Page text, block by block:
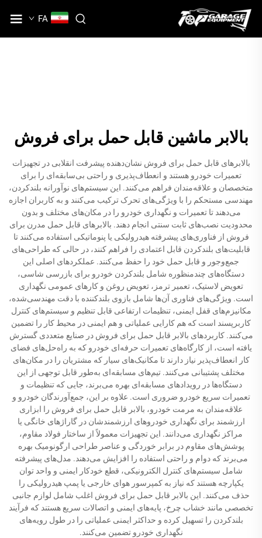
FA
بالابر ماشین قابل حمل برای فروش
بالابرهای قابل حمل برای فروش نشان‌دهنده پیشرفت انقلابی در تجهیزات
تعمیرات خودرو هستند و انعطاف‌پذیری و راحتی بی‌سابقه‌ای را برای
متخصصان و علاقه‌مندان فراهم می‌کنند. این سیستم‌های نوآورانه بلندکردن،
مهندسی مستحکم را با ویژگی‌های تحرک ترکیب می‌کنند و به کاربران اجازه
می‌دهند تا تعمیرات و نگهداری خودرو را در مکان‌های مختلف و بدون
محدودیت نصب‌های ثابت سنتی انجام دهند. بالابرهای قابل حمل مدرن برای
فروش از فناوری‌های پیشرفته هیدرولیکی یا پنوماتیکی استفاده می‌کنند تا
قابلیت‌های بلندکردن قابل اعتمادی را فراهم کنند، در حالی که طراحی‌های
جمع‌وجور و قابل حمل خود را حفظ می‌کنند. عملکردهای اصلی این
دستگاه‌های چندمنظوره شامل بلندکردن خودرو برای بازرسی شاسی،
تعویض لاستیک، تعمیر ترمز، تعویض روغن و کارهای عمومی نگهداری
است. ویژگی‌های فناوری آن‌ها شامل بازوی بلندکننده با دقت مهندسی‌شده،
مکانیزم‌های قفل ایمنی، تنظیمات ارتفاعی قابل تنظیم و سیستم‌های کنترل
کاربرپسند است که هم کارایی عملیاتی و هم ایمنی در محیط کار را تضمین
می‌کنند. کاربردهای بالابر قابل حمل برای فروش در صنایع متعددی گسترش
یافته است، از کارگاه‌های تعمیرات حرفه‌ای خودرو که به راه‌حل‌های فضای
کار انعطاف‌پذیر نیاز دارند تا مکانیک‌های سیار که مشتریان را در مکان‌های
مختلف پشتیبانی می‌کنند. تیم‌های مسابقه‌ای به‌طور قابل توجهی از این
دستگاه‌ها در رویدادهای مسابقه‌ای بهره می‌برند، جایی که تنظیمات و
تعمیرات سریع خودرو ضروری است. علاوه بر این، جمع‌آورندگان خودرو و
علاقه‌مندان به مرمت خودرو، بالابر قابل حمل برای فروش را ابزاری
ارزشمند برای نگهداری خودروهای ارزشمندشان در گاراژهای خانگی یا
مراکز نگهداری می‌دانند. این تجهیزات معمولاً از ساختار فولاد مقاوم،
پوشش‌های مقاوم در برابر خوردگی و عناصر طراحی ارگونومیک بهره
می‌برند که دوام و راحتی استفاده را افزایش می‌دهند. مدل‌های پیشرفته
شامل سیستم‌های کنترل الکترونیکی، قطع خودکار ایمنی و واحد توان
یکپارچه هستند که نیاز به کمپرسور هوای خارجی یا پمپ هیدرولیکی را
حذف می‌کنند. این بالابر قابل حمل برای فروش اغلب شامل لوازم جانبی
تخصصی مانند خشاب چرخ، پایه‌های ایمنی و اتصالات سریع هستند که فرآیند
بلندکردن را تسهیل کرده و حداکثر ایمنی عملیاتی را در طول رویه‌های
نگهداری خودرو تضمین می‌کنند.